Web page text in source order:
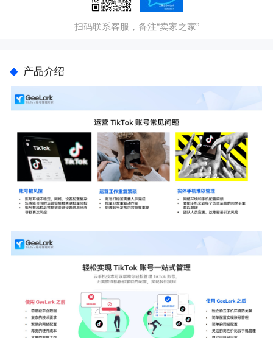
扫码联系客服，备注“卖家之家”
产品介绍